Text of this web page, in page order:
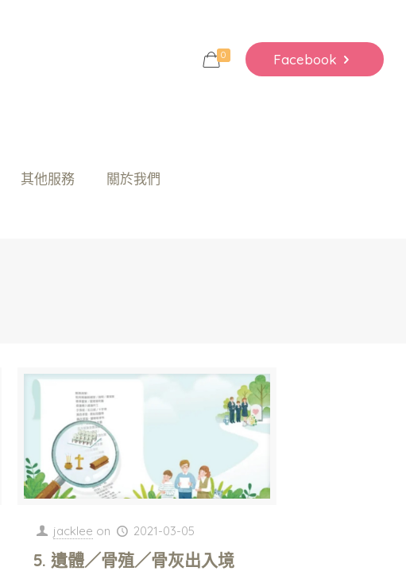
其他服務 關於我們
0 Facebook
jacklee on 2021-03-05
5. 遺體／骨殖／骨灰出入境